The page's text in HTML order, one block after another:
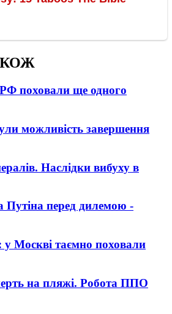
поховали ще одного
можливість завершення
Наслідки вибуху в
Путіна перед дилемою -
у Москві таємно поховали
на пляжі. Робота ППО